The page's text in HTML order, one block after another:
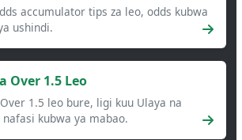
accumulator tips za leo, odds kubwa
ushindi.
Over 1.5 Leo
1.5 leo bure, ligi kuu Ulaya na
kubwa ya mabao.